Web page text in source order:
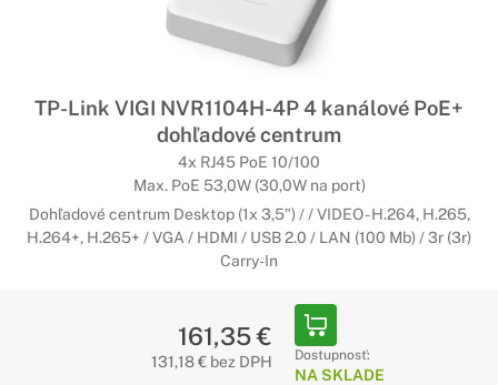
TP-Link VIGI NVR1104H-4P 4 kanálové PoE+
dohľadové centrum
4x RJ45 PoE 10/100
Max. PoE 53,0W (30,0W na port)
Dohľadové centrum Desktop (1x 3,5") / / VIDEO - H.264, H.265,
H.264+, H.265+ / VGA / HDMI / USB 2.0 / LAN (100 Mb) / 3r (3r)
Carry-In
161,35 €
131,18 € bez DPH Dostupnosť:
NA SKLADE